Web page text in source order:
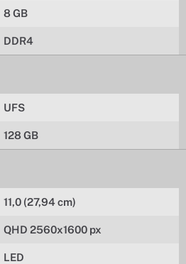
8 GB
DDR4
UFS
128 GB
11,0 (27,94 cm)
QHD 2560x1600 px
LED